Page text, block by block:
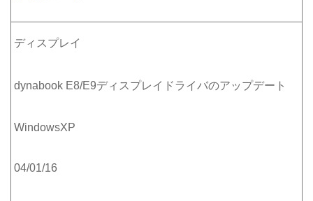
ディスプレイ
dynabook E8/E9ディスプレイドライバのアップデート
WindowsXP
04/01/16